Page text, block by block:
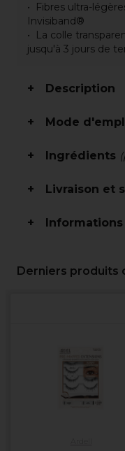
Fibres ultra-
Invisiband®
La colle
jusqu'à 3 jours de
Description
Mode
Ingrédients
Livraison et
Derniers produits